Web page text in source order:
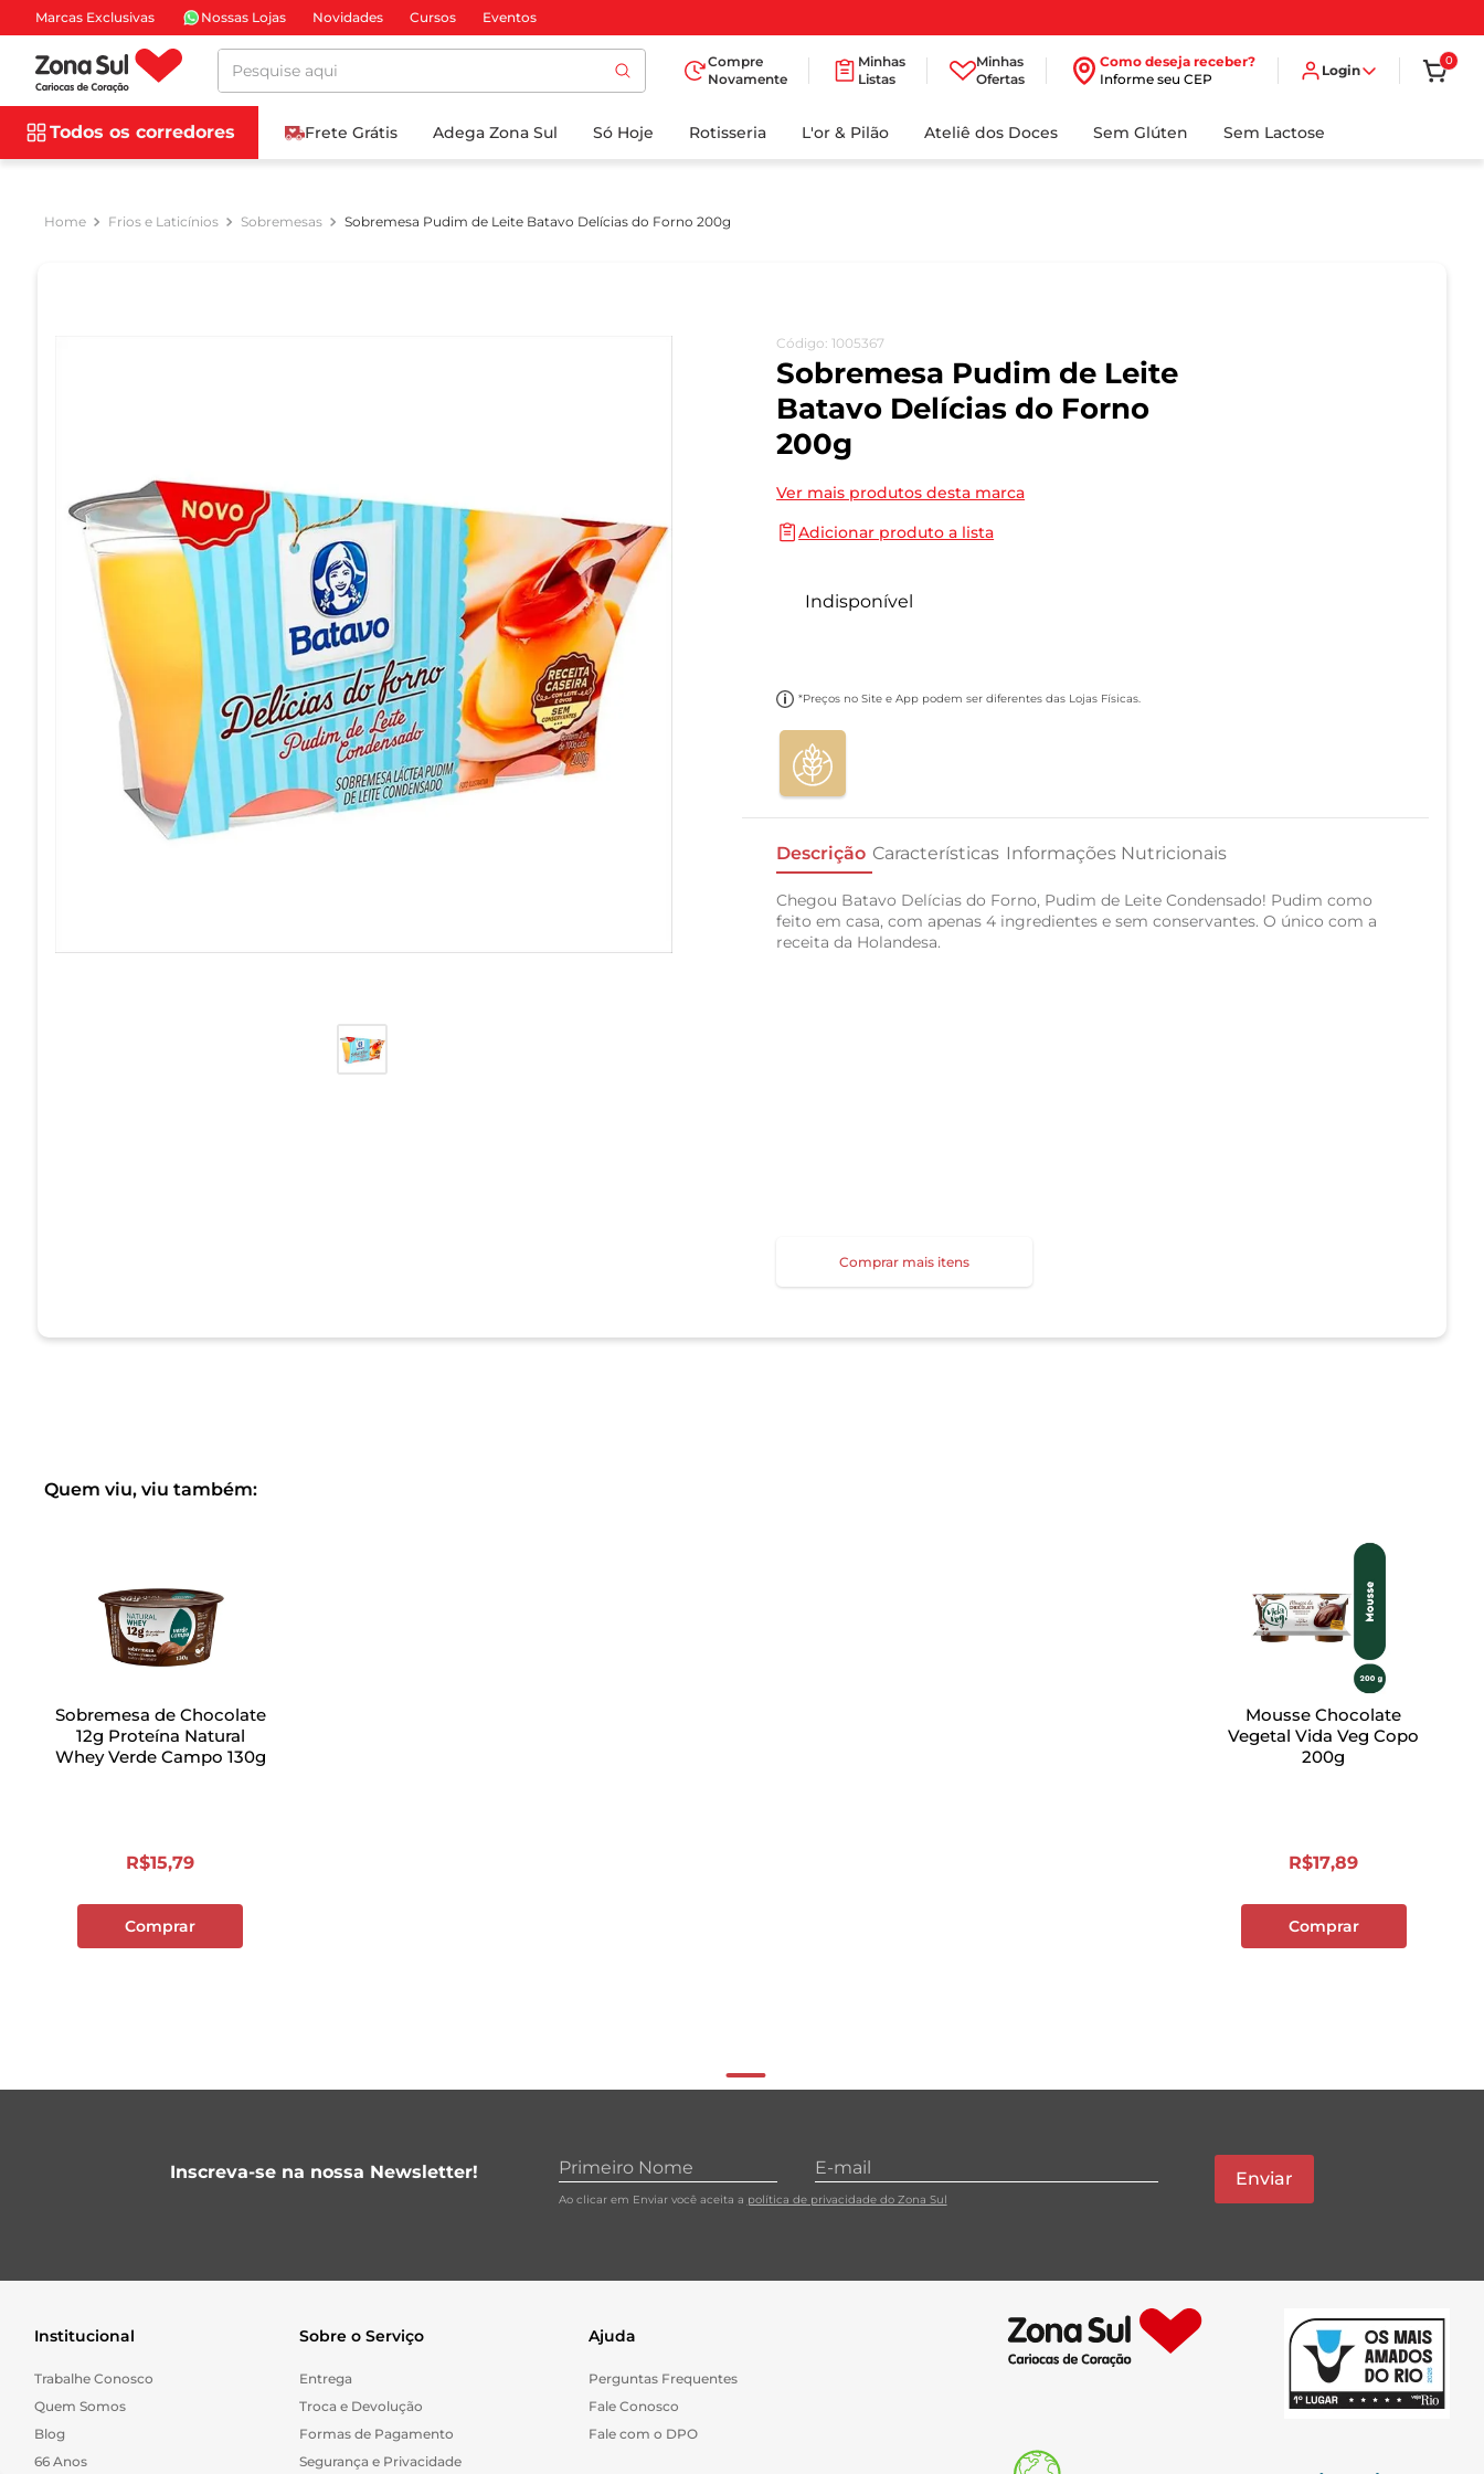
Marcas Exclusivas Nossas Lojas Novidades Cursos Eventos
Pesquise aqui
Compre
Novamente
Minhas
Listas
Minhas
Ofertas
Como deseja receber?
Informe seu CEP
Login
0
Todos os corredores Frete Grátis Adega Zona Sul Só Hoje Rotisseria L'or & Pilão Ateliê dos Doces Sem Glúten Sem Lactose
Frios e Laticínios Sobremesas Sobremesa Pudim de Leite Batavo Delícias do Forno 200g
Código: 1005367
Sobremesa Pudim de Leite
Batavo Delícias do Forno
200g
Ver mais produtos desta marca
Adicionar produto a lista
Indisponível
*Preços no Site e App podem ser diferentes das Lojas Físicas.
Descrição Características Informações Nutricionais
Chegou Batavo Delícias do Forno, Pudim de Leite Condensado! Pudim como
feito em casa, com apenas 4 ingredientes e sem conservantes. O único com a
receita da Holandesa.
Comprar mais itens
Quem viu, viu também:
Sobremesa de Chocolate
12g Proteína Natural
Whey Verde Campo 130g
R$15,79
Comprar
Mousse Chocolate
Vegetal Vida Veg Copo
200g
R$17,89
Comprar
Inscreva-se na nossa Newsletter!
Ao clicar em Enviar você aceita a política de privacidade do Zona Sul
Enviar
Institucional
Trabalhe Conosco
Quem Somos
Blog
66 Anos
Sobre o Serviço
Entrega
Troca e Devolução
Formas de Pagamento
Segurança e Privacidade
Ajuda
Perguntas Frequentes
Fale Conosco
Fale com o DPO
BUSCADOS